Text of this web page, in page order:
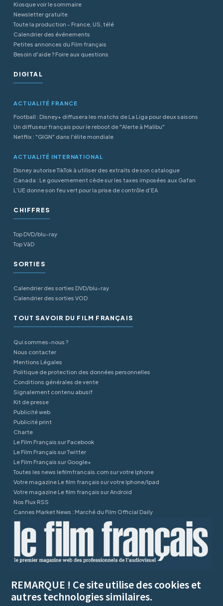
Kiosque voir le sommaire
Newsletter gratuite
Toute la production - France, US, télé
Calendrier des événements
Petites annonces du Film français
Besoin d'aide ? Foire aux questions
DIGITAL
ACTUALITÉ FRANCE
Football : Disney+ diffusera les matchs de La Liga pour deux saisons
Un diffuseur français pour le reboot de "Alerte à Malibu"
Netflix : "GIGN" dans l'élite mondiale
ACTUALITÉ INTERNATIONAL
Disney autorise TikTok à utiliser des extraits de son catalogue
Canada : Le gouvernement cède sur les taxes imposées aux Gafan
L’UE donne son feu vert pour la prise de contrôle d’EA
CHIFFRES
Top DVD/blu-ray
Top VàD
SORTIES
Calendrier des sorties DVD/blu-ray
Calendrier des sorties VOD
TOUT SAVOIR DU FILM FRANÇAIS
Qui sommes-nous ?
Nous contacter
Mentions Légales
Politique de protection des données personnelles
Conditions générales de vente
Signalement contenu abusif
Kit de presse
Publicité web
Publicité print
Charte
Le Film Français sur Facebook
Le Film Français sur Twitter
Le Film Français sur Google+
Toutes les news lefilmfrancais.com sur votre Iphone
Votre magazine Le film français sur votre Iphone/Ipad
Votre magazine Le film français sur Android
Nos Flux RSS
Cannes Market News : Marché du Film Official Daily
REMARQUE ! Ce site utilise des cookies et
autres technologies similaires.